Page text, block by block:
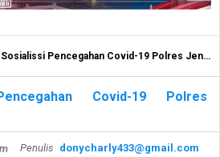
Pencegahan Covid-19 Polres Jeneponto
Covid-19 Polres
Penulis donycharly433@gmail.com